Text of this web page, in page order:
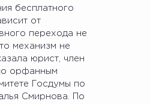
бесплатного
от
перехода не
механизм не
юрист, член
орфанным
Госдумы по
Смирнова. По